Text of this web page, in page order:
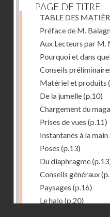
PAGE DE TITRE
TABLE DES
Préface de M.
Aux Lecteurs par M.
Pourquoi et dans
Conseils
Matériel et produits
De la jumelle(p.10)
Chargement du
Prises de vues (p.11)
Instantanés à la main
Poses (p.13)
Du diaphragme
Conseils généraux
Paysages (p.16)
Le halo (p.20)